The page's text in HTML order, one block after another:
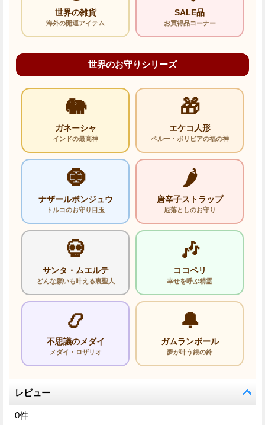
世界の雑貨
海外の開運アイテム
SALE品
お買得品コーナー
世界のお守りシリーズ
🐘
ガネーシャ
インドの最高神
🎁
エケコ人形
ペルー・ボリビアの福の神
🧿
ナザールボンジュウ
トルコのお守り目玉
🌶️
唐辛子ストラップ
厄落としのお守り
💀
サンタ・ムエルテ
どんな願いも叶える裏聖人
🎶
ココペリ
幸せを呼ぶ精霊
📿
不思議のメダイ
メダイ・ロザリオ
🔔
ガムランボール
夢が叶う銀の鈴
レビュー
0件